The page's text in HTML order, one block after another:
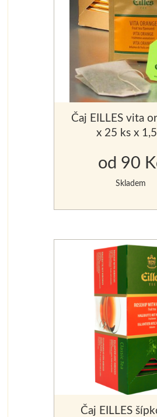
Čaj EILLES vita
x 25 ks x
od 90
Skladem
Čaj EILLES